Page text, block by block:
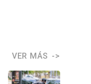
VER MÁS